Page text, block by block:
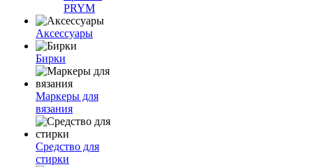
PRYM
Аксессуары
Бирки
Маркеры для
вязания
Средство для
стирки